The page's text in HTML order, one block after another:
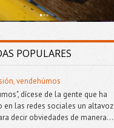
POPULARES
vendehúmos
dícese de la gente que ha
en las redes sociales un altavoz
decir obviedades de manera...